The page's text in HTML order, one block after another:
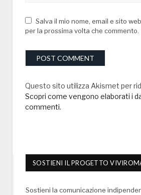
Salva il mio nome, email e sito
per la prossima volta che commento.
Questo sito utilizza Akismet per
Scopri come vengono elaborati i
commenti.
SOSTIENI IL PROGETTO
Sostieni la comunicazione